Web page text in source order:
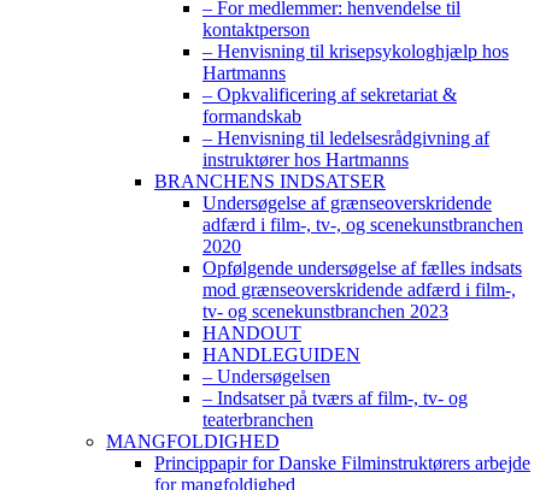
– For medlemmer: henvendelse til
kontaktperson
– Henvisning til krisepsykologhjælp hos
Hartmanns
– Opkvalificering af sekretariat &
formandskab
– Henvisning til ledelsesrådgivning af
instruktører hos Hartmanns
BRANCHENS INDSATSER
Undersøgelse af grænseoverskridende
adfærd i film-, tv-, og scenekunstbranchen
2020
Opfølgende undersøgelse af fælles indsats
mod grænseoverskridende adfærd i film-,
tv- og scenekunstbranchen 2023
HANDOUT
HANDLEGUIDEN
– Undersøgelsen
– Indsatser på tværs af film-, tv- og
teaterbranchen
MANGFOLDIGHED
Princippapir for Danske Filminstruktørers arbejde
for mangfoldighed